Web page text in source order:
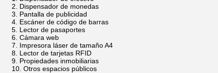
Dispensador de monedas
Pantalla de publicidad
Escáner de código de barras
Lector de pasaportes
Cámara web
Impresora láser de tamaño A4
Lector de tarjetas RFID
Propiedades inmobiliarias
Otros espacios públicos